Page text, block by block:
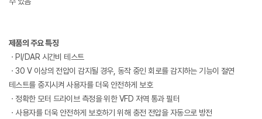
제품의 주요 특징
ㆍPI/DAR 시간비 테스트
ㆍ30 V 이상의 전압이 감지될 경우, 동작 중인 회로를 감지하는 기능이 절연
테스트를 중지시켜 사용자를 더욱 안전하게 보호
ㆍ정확한 모터 드라이브 측정을 위한 VFD 저역 통과 필터
ㆍ사용자를 더욱 안전하게 보호하기 위해 충전 전압을 자동으로 방전